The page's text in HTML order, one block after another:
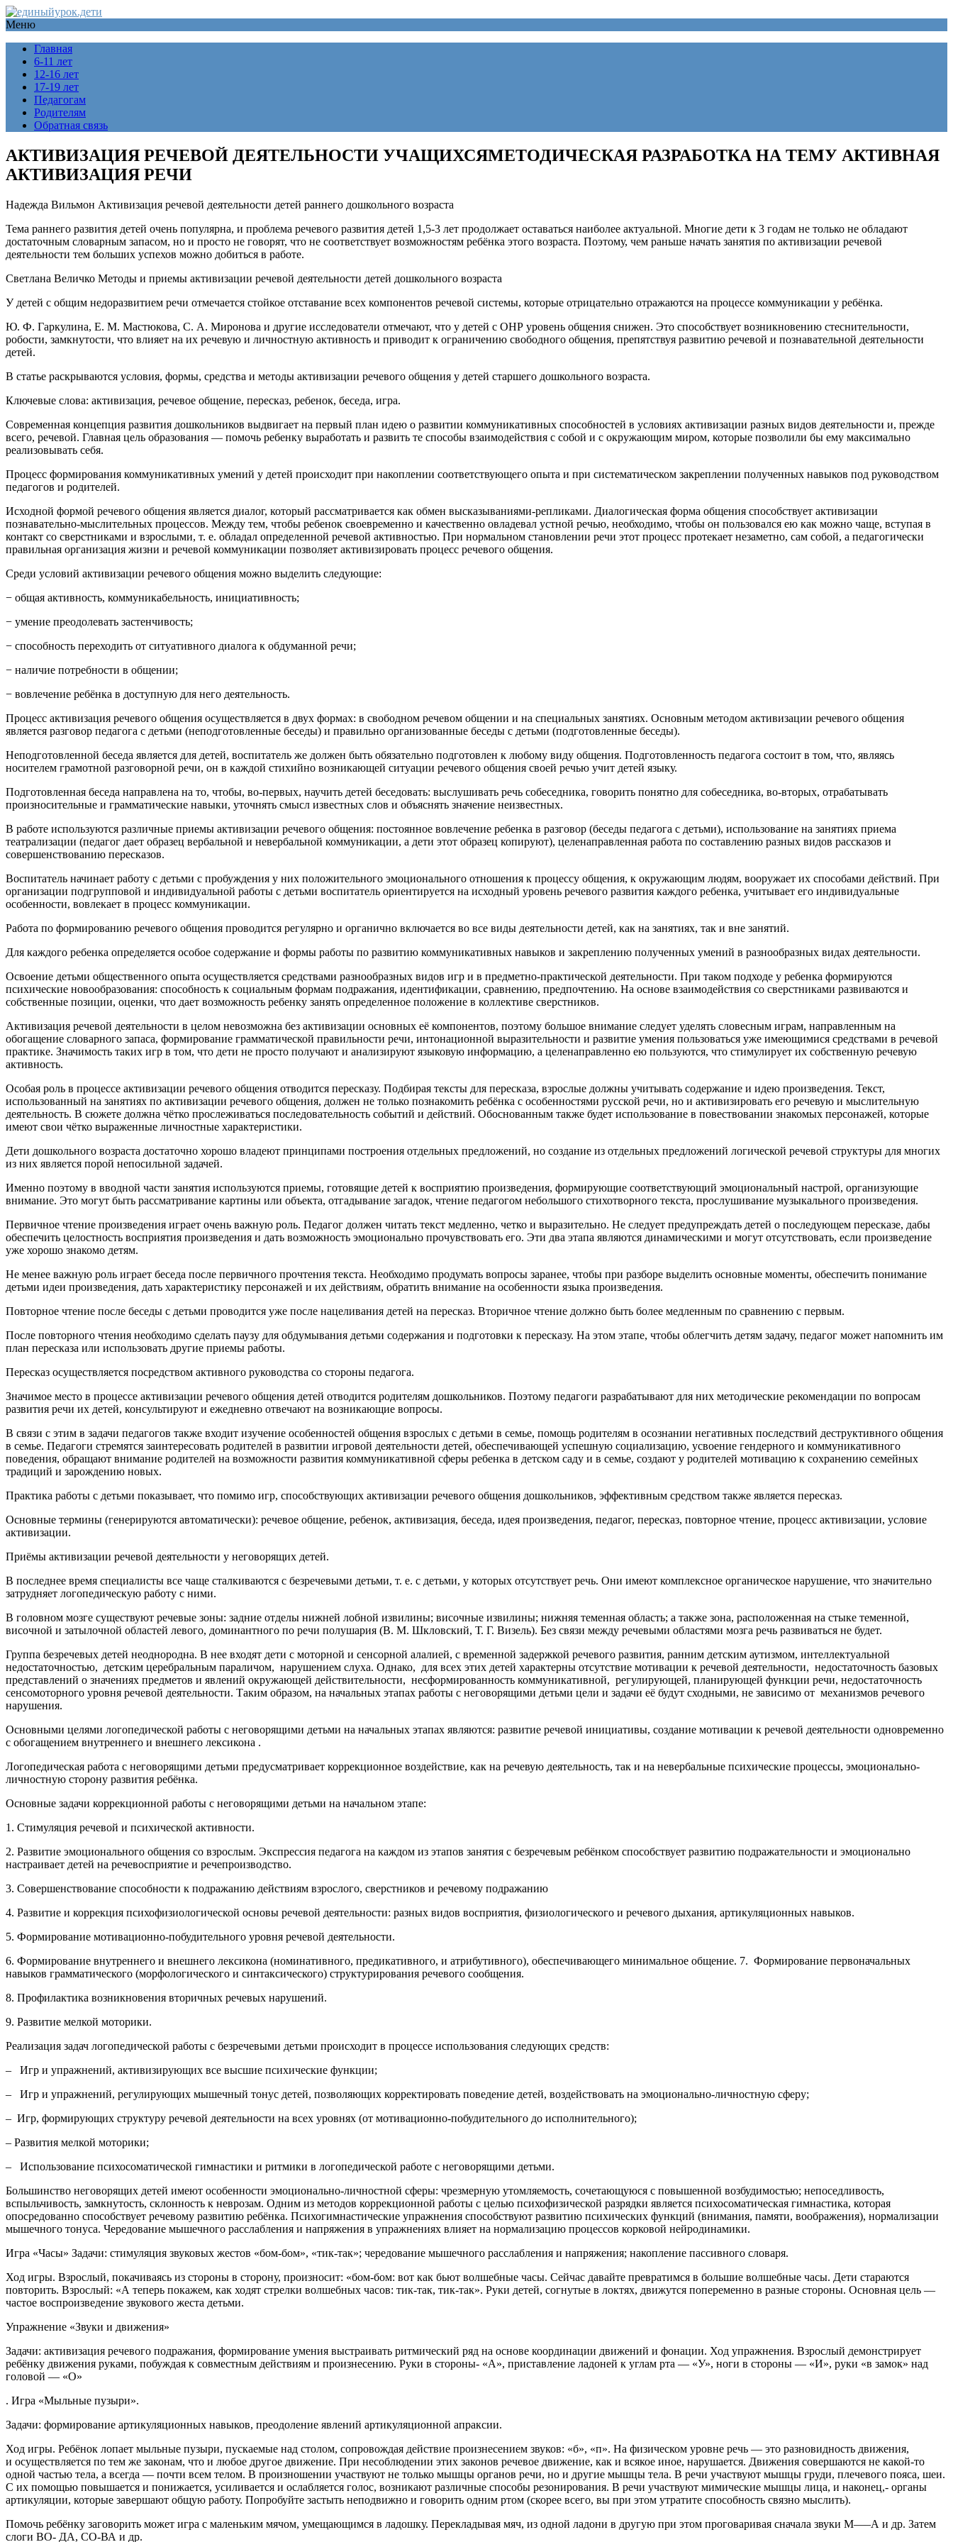
Меню
Главная
6-11 лет
12-16 лет
17-19 лет
Педагогам
Родителям
Обратная связь
АКТИВИЗАЦИЯ РЕЧЕВОЙ ДЕЯТЕЛЬНОСТИ УЧАЩИХСЯМЕТОДИЧЕСКАЯ РАЗРАБОТКА НА ТЕМУ АКТИВНАЯ
АКТИВИЗАЦИЯ РЕЧИ
Надежда Вильмон Активизация речевой деятельности детей раннего дошкольного возраста
Тема раннего развития детей очень популярна, и проблема речевого развития детей 1,5-3 лет продолжает оставаться наиболее актуальной. Многие дети к 3 годам не только не обладают
достаточным словарным запасом, но и просто не говорят, что не соответствует возможностям ребёнка этого возраста. Поэтому, чем раньше начать занятия по активизации речевой
деятельности тем больших успехов можно добиться в работе.
Светлана Величко Методы и приемы активизации речевой деятельности детей дошкольного возраста
У детей с общим недоразвитием речи отмечается стойкое отставание всех компонентов речевой системы, которые отрицательно отражаются на процессе коммуникации у ребёнка.
Ю. Ф. Гаркулина, Е. М. Мастюкова, С. А. Миронова и другие исследователи отмечают, что у детей с ОНР уровень общения снижен. Это способствует возникновению стеснительности,
робости, замкнутости, что влияет на их речевую и личностную активность и приводит к ограничению свободного общения, препятствуя развитию речевой и познавательной деятельности
детей.
В статье раскрываются условия, формы, средства и методы активизации речевого общения у детей старшего дошкольного возраста.
Ключевые слова: активизация, речевое общение, пересказ, ребенок, беседа, игра.
Современная концепция развития дошкольников выдвигает на первый план идею о развитии коммуникативных способностей в условиях активизации разных видов деятельности и, прежде
всего, речевой. Главная цель образования — помочь ребенку выработать и развить те способы взаимодействия с собой и с окружающим миром, которые позволили бы ему максимально
реализовывать себя.
Процесс формирования коммуникативных умений у детей происходит при накоплении соответствующего опыта и при систематическом закреплении полученных навыков под руководством
педагогов и родителей.
Исходной формой речевого общения является диалог, который рассматривается как обмен высказываниями-репликами. Диалогическая форма общения способствует активизации
познавательно-мыслительных процессов. Между тем, чтобы ребенок своевременно и качественно овладевал устной речью, необходимо, чтобы он пользовался ею как можно чаще, вступая в
контакт со сверстниками и взрослыми, т. е. обладал определенной речевой активностью. При нормальном становлении речи этот процесс протекает незаметно, сам собой, а педагогически
правильная организация жизни и речевой коммуникации позволяет активизировать процесс речевого общения.
Среди условий активизации речевого общения можно выделить следующие:
− общая активность, коммуникабельность, инициативность;
− умение преодолевать застенчивость;
− способность переходить от ситуативного диалога к обдуманной речи;
− наличие потребности в общении;
− вовлечение ребёнка в доступную для него деятельность.
Процесс активизация речевого общения осуществляется в двух формах: в свободном речевом общении и на специальных занятиях. Основным методом активизации речевого общения
является разговор педагога с детьми (неподготовленные беседы) и правильно организованные беседы с детьми (подготовленные беседы).
Неподготовленной беседа является для детей, воспитатель же должен быть обязательно подготовлен к любому виду общения. Подготовленность педагога состоит в том, что, являясь
носителем грамотной разговорной речи, он в каждой стихийно возникающей ситуации речевого общения своей речью учит детей языку.
Подготовленная беседа направлена на то, чтобы, во-первых, научить детей беседовать: выслушивать речь собеседника, говорить понятно для собеседника, во-вторых, отрабатывать
произносительные и грамматические навыки, уточнять смысл известных слов и объяснять значение неизвестных.
В работе используются различные приемы активизации речевого общения: постоянное вовлечение ребенка в разговор (беседы педагога с детьми), использование на занятиях приема
театрализации (педагог дает образец вербальной и невербальной коммуникации, а дети этот образец копируют), целенаправленная работа по составлению разных видов рассказов и
совершенствованию пересказов.
Воспитатель начинает работу с детьми с пробуждения у них положительного эмоционального отношения к процессу общения, к окружающим людям, вооружает их способами действий. При
организации подгрупповой и индивидуальной работы с детьми воспитатель ориентируется на исходный уровень речевого развития каждого ребенка, учитывает его индивидуальные
особенности, вовлекает в процесс коммуникации.
Работа по формированию речевого общения проводится регулярно и органично включается во все виды деятельности детей, как на занятиях, так и вне занятий.
Для каждого ребенка определяется особое содержание и формы работы по развитию коммуникативных навыков и закреплению полученных умений в разнообразных видах деятельности.
Освоение детьми общественного опыта осуществляется средствами разнообразных видов игр и в предметно-практической деятельности. При таком подходе у ребенка формируются
психические новообразования: способность к социальным формам подражания, идентификации, сравнению, предпочтению. На основе взаимодействия со сверстниками развиваются и
собственные позиции, оценки, что дает возможность ребенку занять определенное положение в коллективе сверстников.
Активизация речевой деятельности в целом невозможна без активизации основных её компонентов, поэтому большое внимание следует уделять словесным играм, направленным на
обогащение словарного запаса, формирование грамматической правильности речи, интонационной выразительности и развитие умения пользоваться уже имеющимися средствами в речевой
практике. Значимость таких игр в том, что дети не просто получают и анализируют языковую информацию, а целенаправленно ею пользуются, что стимулирует их собственную речевую
активность.
Особая роль в процессе активизации речевого общения отводится пересказу. Подбирая тексты для пересказа, взрослые должны учитывать содержание и идею произведения. Текст,
использованный на занятиях по активизации речевого общения, должен не только познакомить ребёнка с особенностями русской речи, но и активизировать его речевую и мыслительную
деятельность. В сюжете должна чётко прослеживаться последовательность событий и действий. Обоснованным также будет использование в повествовании знакомых персонажей, которые
имеют свои чётко выраженные личностные характеристики.
Дети дошкольного возраста достаточно хорошо владеют принципами построения отдельных предложений, но создание из отдельных предложений логической речевой структуры для многих
из них является порой непосильной задачей.
Именно поэтому в вводной части занятия используются приемы, готовящие детей к восприятию произведения, формирующие соответствующий эмоциональный настрой, организующие
внимание. Это могут быть рассматривание картины или объекта, отгадывание загадок, чтение педагогом небольшого стихотворного текста, прослушивание музыкального произведения.
Первичное чтение произведения играет очень важную роль. Педагог должен читать текст медленно, четко и выразительно. Не следует предупреждать детей о последующем пересказе, дабы
обеспечить целостность восприятия произведения и дать возможность эмоционально прочувствовать его. Эти два этапа являются динамическими и могут отсутствовать, если произведение
уже хорошо знакомо детям.
Не менее важную роль играет беседа после первичного прочтения текста. Необходимо продумать вопросы заранее, чтобы при разборе выделить основные моменты, обеспечить понимание
детьми идеи произведения, дать характеристику персонажей и их действиям, обратить внимание на особенности языка произведения.
Повторное чтение после беседы с детьми проводится уже после нацеливания детей на пересказ. Вторичное чтение должно быть более медленным по сравнению с первым.
После повторного чтения необходимо сделать паузу для обдумывания детьми содержания и подготовки к пересказу. На этом этапе, чтобы облегчить детям задачу, педагог может напомнить им
план пересказа или использовать другие приемы работы.
Пересказ осуществляется посредством активного руководства со стороны педагога.
Значимое место в процессе активизации речевого общения детей отводится родителям дошкольников. Поэтому педагоги разрабатывают для них методические рекомендации по вопросам
развития речи их детей, консультируют и ежедневно отвечают на возникающие вопросы.
В связи с этим в задачи педагогов также входит изучение особенностей общения взрослых с детьми в семье, помощь родителям в осознании негативных последствий деструктивного общения
в семье. Педагоги стремятся заинтересовать родителей в развитии игровой деятельности детей, обеспечивающей успешную социализацию, усвоение гендерного и коммуникативного
поведения, обращают внимание родителей на возможности развития коммуникативной сферы ребенка в детском саду и в семье, создают у родителей мотивацию к сохранению семейных
традиций и зарождению новых.
Практика работы с детьми показывает, что помимо игр, способствующих активизации речевого общения дошкольников, эффективным средством также является пересказ.
Основные термины (генерируются автоматически): речевое общение, ребенок, активизация, беседа, идея произведения, педагог, пересказ, повторное чтение, процесс активизации, условие
активизации.
Приёмы активизации речевой деятельности у неговорящих детей.
В последнее время специалисты все чаще сталкиваются с безречевыми детьми, т. е. с детьми, у которых отсутствует речь. Они имеют комплексное органическое нарушение, что значительно
затрудняет логопедическую работу с ними.
В головном мозге существуют речевые зоны: задние отделы нижней лобной извилины; височные извилины; нижняя теменная область; а также зона, расположенная на стыке теменной,
височной и затылочной областей левого, доминантного по речи полушария (В. М. Шкловский, Т. Г. Визель). Без связи между речевыми областями мозга речь развиваться не будет.
Группа безречевых детей неоднородна. В нее входят дети с моторной и сенсорной алалией, с временной задержкой речевого развития, ранним детским аутизмом, интеллектуальной
недостаточностью, детским церебральным параличом, нарушением слуха. Однако, для всех этих детей характерны отсутствие мотивации к речевой деятельности, недостаточность базовых
представлений о значениях предметов и явлений окружающей действительности, несформированность коммуникативной, регулирующей, планирующей функции речи, недостаточность
сенсомоторного уровня речевой деятельности. Таким образом, на начальных этапах работы с неговорящими детьми цели и задачи её будут сходными, не зависимо от механизмов речевого
нарушения.
Основными целями логопедической работы с неговорящими детьми на начальных этапах являются: развитие речевой инициативы, создание мотивации к речевой деятельности одновременно
с обогащением внутреннего и внешнего лексикона .
Логопедическая работа с неговорящими детьми предусматривает коррекционное воздействие, как на речевую деятельность, так и на невербальные психические процессы, эмоционально-
личностную сторону развития ребёнка.
Основные задачи коррекционной работы с неговорящими детьми на начальном этапе:
1. Стимуляция речевой и психической активности.
2. Развитие эмоционального общения со взрослым. Экспрессия педагога на каждом из этапов занятия с безречевым ребёнком способствует развитию подражательности и эмоционально
настраивает детей на речевосприятие и речепроизводство.
3. Совершенствование способности к подражанию действиям взрослого, сверстников и речевому подражанию
4. Развитие и коррекция психофизиологической основы речевой деятельности: разных видов восприятия, физиологического и речевого дыхания, артикуляционных навыков.
5. Формирование мотивационно-побудительного уровня речевой деятельности.
6. Формирование внутреннего и внешнего лексикона (номинативного, предикативного, и атрибутивного), обеспечивающего минимальное общение. 7. Формирование первоначальных
навыков грамматического (морфологического и синтаксического) структурирования речевого сообщения.
8. Профилактика возникновения вторичных речевых нарушений.
9. Развитие мелкой моторики.
Реализация задач логопедической работы с безречевыми детьми происходит в процессе использования следующих средств:
– Игр и упражнений, активизирующих все высшие психические функции;
– Игр и упражнений, регулирующих мышечный тонус детей, позволяющих корректировать поведение детей, воздействовать на эмоционально-личностную сферу;
– Игр, формирующих структуру речевой деятельности на всех уровнях (от мотивационно-побудительного до исполнительного);
– Развития мелкой моторики;
– Использование психосоматической гимнастики и ритмики в логопедической работе с неговорящими детьми.
Большинство неговорящих детей имеют особенности эмоционально-личностной сферы: чрезмерную утомляемость, сочетающуюся с повышенной возбудимостью; непоседливость,
вспыльчивость, замкнутость, склонность к неврозам. Одним из методов коррекционной работы с целью психофизической разрядки является психосоматическая гимнастика, которая
опосредованно способствует речевому развитию ребёнка. Психогимнастические упражнения способствуют развитию психических функций (внимания, памяти, воображения), нормализации
мышечного тонуса. Чередование мышечного расслабления и напряжения в упражнениях влияет на нормализацию процессов корковой нейродинамики.
Игра «Часы» Задачи: стимуляция звуковых жестов «бом-бом», «тик-так»; чередование мышечного расслабления и напряжения; накопление пассивного словаря.
Ход игры. Взрослый, покачиваясь из стороны в сторону, произносит: «бом-бом: вот как бьют волшебные часы. Сейчас давайте превратимся в большие волшебные часы. Дети стараются
повторить. Взрослый: «А теперь покажем, как ходят стрелки волшебных часов: тик-так, тик-так». Руки детей, согнутые в локтях, движутся попеременно в разные стороны. Основная цель —
частое воспроизведение звукового жеста детьми.
Упражнение «Звуки и движения»
Задачи: активизация речевого подражания, формирование умения выстраивать ритмический ряд на основе координации движений и фонации. Ход упражнения. Взрослый демонстрирует
ребёнку движения руками, побуждая к совместным действиям и произнесению. Руки в стороны- «А», приставление ладоней к углам рта — «У», ноги в стороны — «И», руки «в замок» над
головой — «О»
. Игра «Мыльные пузыри».
Задачи: формирование артикуляционных навыков, преодоление явлений артикуляционной апраксии.
Ход игры. Ребёнок лопает мыльные пузыри, пускаемые над столом, сопровождая действие произнесением звуков: «б», «п». На физическом уровне речь — это разновидность движения,
и осуществляется по тем же законам, что и любое другое движение. При несоблюдении этих законов речевое движение, как и всякое иное, нарушается. Движения совершаются не какой-то
одной частью тела, а всегда — почти всем телом. В произношении участвуют не только мышцы органов речи, но и другие мышцы тела. В речи участвуют мышцы груди, плечевого пояса, шеи.
С их помощью повышается и понижается, усиливается и ослабляется голос, возникают различные способы резонирования. В речи участвуют мимические мышцы лица, и наконец,- органы
артикуляции, которые завершают общую работу. Попробуйте застыть неподвижно и говорить одним ртом (скорее всего, вы при этом утратите способность связно мыслить).
Помочь ребёнку заговорить может игра с маленьким мячом, умещающимся в ладошку. Перекладывая мяч, из одной ладони в другую при этом проговаривая сначала звуки М—–А и др. Затем
слоги ВО- ДА, СО-ВА и др.